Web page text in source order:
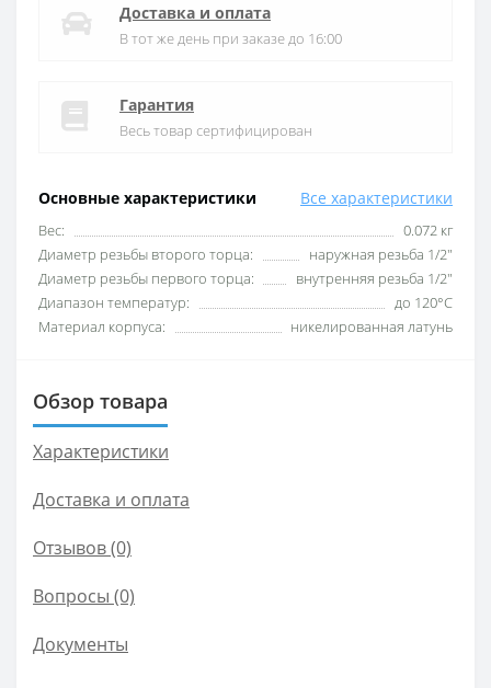
Основные характеристики Все характеристики
Вес:
0.072 кг
Диаметр резьбы второго торца:
наружная резьба 1/2″
Диаметр резьбы первого торца:
внутренняя резьба 1/2″
Диапазон температур:
до 120°С
Материал корпуса:
никелированная латунь
Доставка и оплата
В тот же день при заказе до 16:00
Гарантия
Весь товар сертифицирован
Обзор товара
Характеристики
Доставка и оплата
Отзывов (0)
Вопросы (0)
Документы